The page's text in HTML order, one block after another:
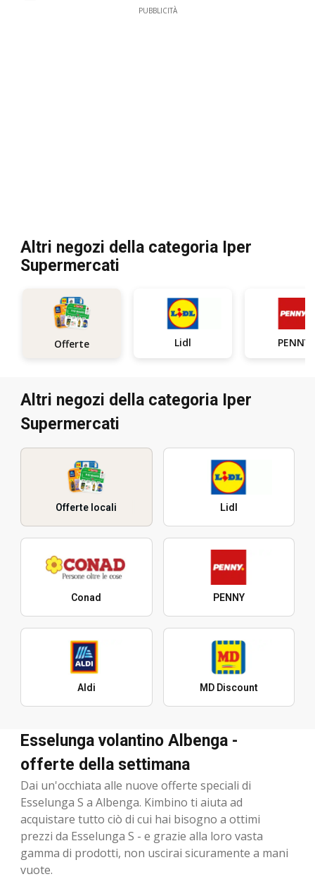
PUBBLICITÀ
Altri negozi della categoria Iper
Supermercati
Offerte Lidl PENNY
Altri negozi della categoria Iper
Supermercati
Offerte locali Lidl
Conad PENNY
Aldi MD Discount
Esselunga volantino Albenga -
offerte della settimana
Dai un'occhiata alle nuove offerte speciali di
Esselunga S a Albenga. Kimbino ti aiuta ad
acquistare tutto ciò di cui hai bisogno a ottimi
prezzi da Esselunga S - e grazie alla loro vasta
gamma di prodotti, non uscirai sicuramente a mani
vuote.